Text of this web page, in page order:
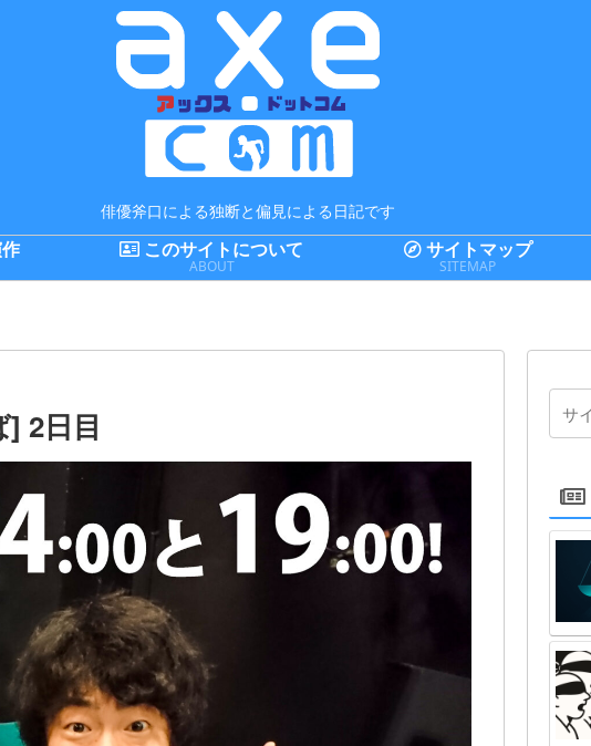
俳優斧口による独断と偏見による日記です
このサイトについて
ABOUT
サイトマップ
SITEMAP
2日目